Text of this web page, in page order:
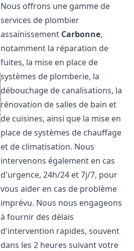
Nous offrons une gamme de
services de plombier
assainissement Carbonne,
notamment la réparation de
fuites, la mise en place de
systèmes de plomberie, la
débouchage de canalisations, la
rénovation de salles de bain et
de cuisines, ainsi que la mise en
place de systèmes de chauffage
et de climatisation. Nous
intervenons également en cas
d'urgence, 24h/24 et 7j/7, pour
vous aider en cas de problème
imprévu. Nous nous engageons
à fournir des délais
d'intervention rapides, souvent
dans les 2 heures suivant votre